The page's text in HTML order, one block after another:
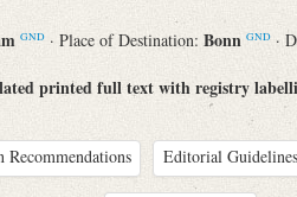
GND · Place of Destination: Bonn GND ·
printed full text with registry
Recommendations Editorial